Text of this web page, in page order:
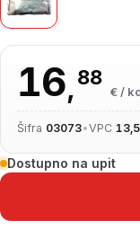
16,88
€ /
Šifra 03073•VPC
Dostupno na upit